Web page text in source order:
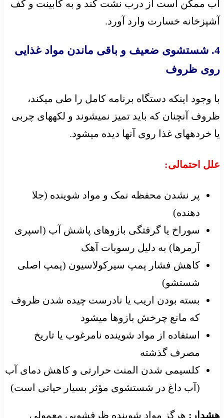
آب ممکن است از درب نشت کند و به کابینت و کف
آشپزخانه خسارت وارد آورد.
4. شستشوی ضعیف و باقی ماندن مواد غذایی
روی ظروف
با وجود اینکه دستگاه برنامه کامل را طی میکند،
ظروف آنچنان که باید تمیز نمیشوند و لکههای چربی
یا خردههای غذا روی آنها دیده میشود.
علل احتمالی:
پر نشدن محفظه نمک و مواد شوینده (جلا
دهنده)
سوراخ یا گرفتگی بازوهای پاشش آب (اسپری
آرمرها) به دلیل رسوبات آهک
کاهش فشار پمپ سیرکولاسیون (پمپ اصلی
شستشو)
بسته بودن اریب یا نادرست چیده شدن ظروف
که مانع چرخش بازوها میشود
استفاده از مواد شوینده نامرغوب یا تاریخ
مصرف گذشته
کلسیمی شدن المنت حرارتی و کاهش دمای آب
(آب داغ در شستشوی مؤثر بسیار حیاتی است)
هشدار: هرگز مواد شوینده ظرفشویی معمولی